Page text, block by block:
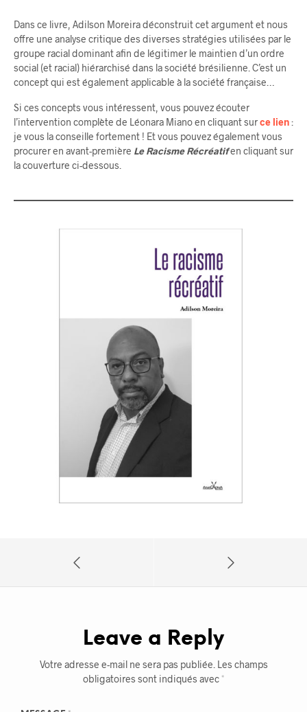
Dans ce livre, Adilson Moreira déconstruit cet argument et nous
offre une analyse critique des diverses stratégies utilisées par le
groupe racial dominant afin de légitimer le maintien d’un ordre
social (et racial) hiérarchisé dans la société brésilienne. C’est un
concept qui est également applicable à la société française…
Si ces concepts vous intéressent, vous pouvez écouter
l’intervention complète de Léonara Miano en cliquant surce lien:
je vous la conseille fortement ! Et vous pouvez également vous
procurer en avant-première Le Racisme Récréatifen cliquant sur
la couverture ci-dessous.
Leave a Reply
Votre adresse e-mail ne sera pas publiée. Les champs
obligatoires sont indiqués avec *